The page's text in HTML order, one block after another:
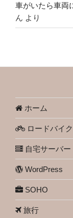
車がいたら車両
ん より
ホーム
ロードバイク
自宅サーバー
WordPress
SOHO
旅行